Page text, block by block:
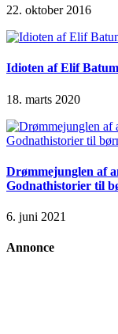
22. oktober 2016
Idioten af Elif
18. marts 2020
Drømmejunglen af
Godnathistorier til
6. juni 2021
Annonce